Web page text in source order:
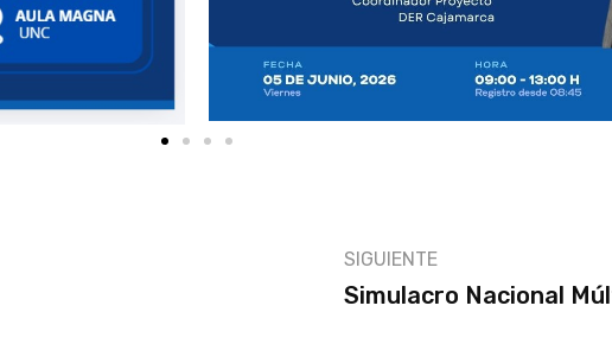
SIGUIENTE
Simulacro Nacional